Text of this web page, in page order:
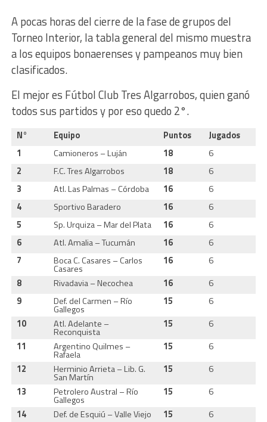
A pocas horas del cierre de la fase de grupos del
Torneo Interior, la tabla general del mismo muestra
a los equipos bonaerenses y pampeanos muy bien
clasificados.
El mejor es Fútbol Club Tres Algarrobos, quien ganó
todos sus partidos y por eso quedo 2°.
N° Equipo Puntos Jugados
1
Camioneros – Luján 18 6
2
F.C. Tres Algarrobos 18 6
3
Atl. Las Palmas – Córdoba 16 6
4
Sportivo Baradero 16 6
5
Sp. Urquiza – Mar del Plata 16 6
6
Atl. Amalia – Tucumán 16 6
7
Boca C. Casares – Carlos
Casares
16 6
8
Rivadavia – Necochea 16 6
9
Def. del Carmen – Río
Gallegos
15 6
10
Atl. Adelante –
Reconquista
15 6
11
Argentino Quilmes –
Rafaela
15 6
12
Herminio Arrieta – Lib. G.
San Martín
15 6
13
Petrolero Austral – Río
Gallegos
15 6
14
Def. de Esquiú – Valle Viejo 15 6